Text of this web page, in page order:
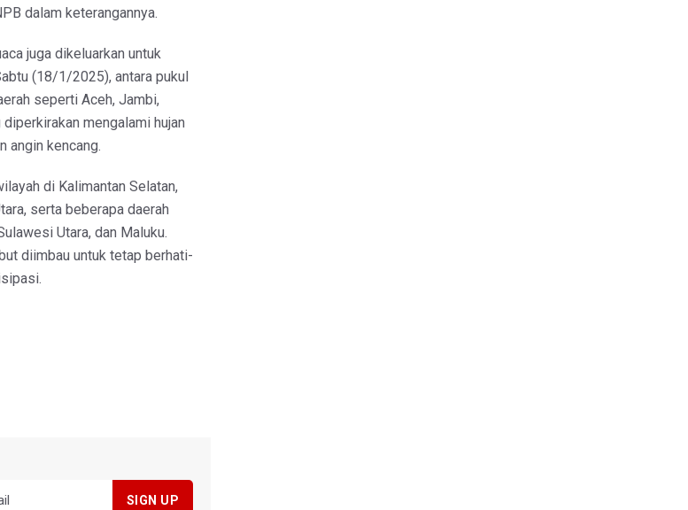
dalam keterangannya.
juga dikeluarkan untuk
(18/1/2025), antara pukul
seperti Aceh, Jambi,
mengalami hujan
angin kencang.
di Kalimantan Selatan,
serta beberapa daerah
Utara, dan Maluku.
diimbau untuk tetap berhati-